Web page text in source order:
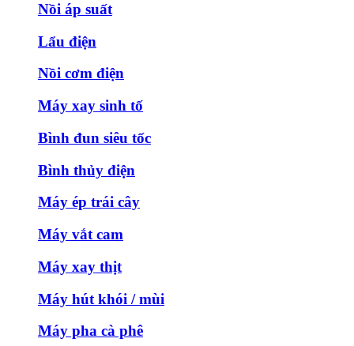
Nồi áp suất
Lẩu điện
Nồi cơm điện
Máy xay sinh tố
Bình đun siêu tốc
Bình thủy điện
Máy ép trái cây
Máy vắt cam
Máy xay thịt
Máy hút khói / mùi
Máy pha cà phê